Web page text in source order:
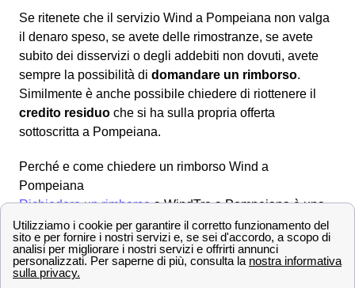
Se ritenete che il servizio Wind a Pompeiana non valga
il denaro speso, se avete delle rimostranze, se avete
subito dei disservizi o degli addebiti non dovuti, avete
sempre la possibilità di domandare un rimborso.
Similmente è anche possibile chiedere di riottenere il
credito residuo che si ha sulla propria offerta
sottoscritta a Pompeiana.
Perché e come chiedere un rimborso Wind a
Pompeiana
Richiedere un rimborsoa WindTre a Pompeiana è una
procedura alquanto semplice e lineare che può essere
svolta per molteplici ragioni, ad esempio:
fatturazioni errate
addebito ogni 28 giorni